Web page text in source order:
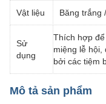
Vật liệu Băng trắng
Sử
dụng
Thích hợp
miệng lễ hội,
bởi các tiệm
Mô tả sản phẩm